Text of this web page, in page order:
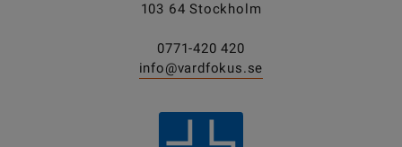
103 64 Stockholm
0771-420 420
info@vardfokus.se